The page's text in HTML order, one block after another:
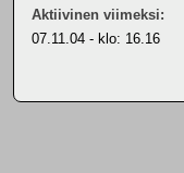
Aktiivinen viimeksi:
07.11.04 - klo: 16.16